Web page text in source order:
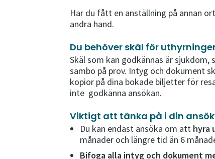
Har du fått en anställning på annan
andra hand.
Du behöver skäl för
Skäl som kan godkännas är
sambo på prov. Intyg och dokument
kopior på dina bokade biljetter för
inte godkänna ansökan.
Viktigt att tänka på i din
Du kan endast ansöka om att hyra
månader och längre tid än 6
Bifoga alla intyg och dokument